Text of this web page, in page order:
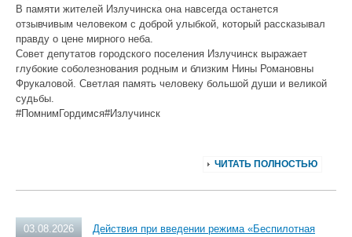
В памяти жителей Излучинска она навсегда останется
отзывчивым человеком с доброй улыбкой, который рассказывал
правду о цене мирного неба.
Совет депутатов городского поселения Излучинск выражает
глубокие соболезнования родным и близким Нины Романовны
Фрукаловой. Светлая память человеку большой души и великой
судьбы.
#ПомнимГордимся#Излучинск
ЧИТАТЬ ПОЛНОСТЬЮ
03.08.2026
Действия при введении режима «Беспилотная